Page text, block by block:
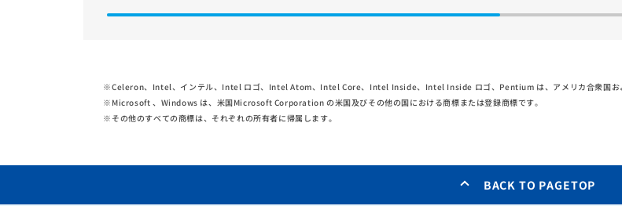
※Celeron、Intel、インテル、Intel ロゴ、Intel Atom、Intel Core、Intel Inside、Intel Inside ロゴ、Pentium は、アメリカ合衆国お
※ Microsoft 、Windows は、米国Microsoft Corporation の米国及びその他の国における商標または登録商標です。
※ その他のすべての商標は、それぞれの所有者に帰属します。
BACK TO PAGETOP